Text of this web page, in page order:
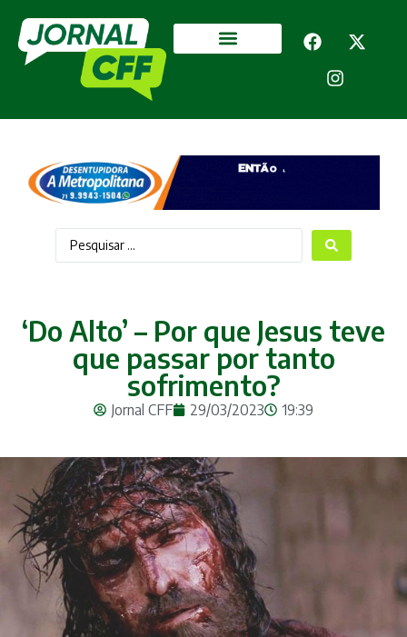
‘Do Alto’ – Por que Jesus teve
que passar por tanto
sofrimento?
Jornal CFF 29/03/2023 19:39